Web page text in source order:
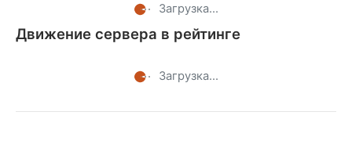
Загрузка...
Движение сервера в рейтинге
Загрузка...